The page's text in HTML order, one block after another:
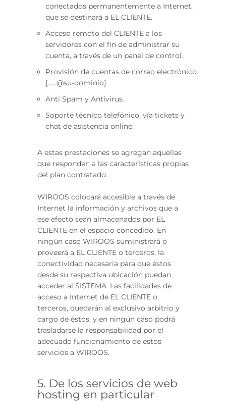
conectados permanentemente a Internet,
que se destinará a EL CLIENTE.
Acceso remoto del CLIENTE a los
servidores con el fin de administrar su
cuenta, a través de un panel de control.
Provisión de cuentas de correo electrónico
[......@su-dominio]
Anti Spam y Antivirus.
Soporte técnico telefónico, vía tickets y
chat de asistencia online.
A estas prestaciones se agregan aquellas
que responden a las características propias
del plan contratado.
WIROOS colocará accesible a través de
Internet la información y archivos que a
ese efecto sean almacenados por EL
CLIENTE en el espacio concedido. En
ningún caso WIROOS suministrará o
proveerá a EL CLIENTE o terceros, la
conectividad necesaria para que éstos
desde su respectiva ubicación puedan
acceder al SISTEMA. Las facilidades de
acceso a Internet de EL CLIENTE o
terceros, quedarán al exclusivo arbitrio y
cargo de éstos, y en ningún caso podrá
trasladarse la responsabilidad por el
adecuado funcionamiento de estos
servicios a WIROOS.
5. De los servicios de web
hosting en particular